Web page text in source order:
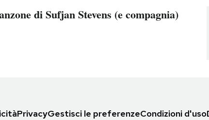
di Sufjan Stevens (e compagnia)
PrivacyGestisci le preferenzeCondizioni d'uso